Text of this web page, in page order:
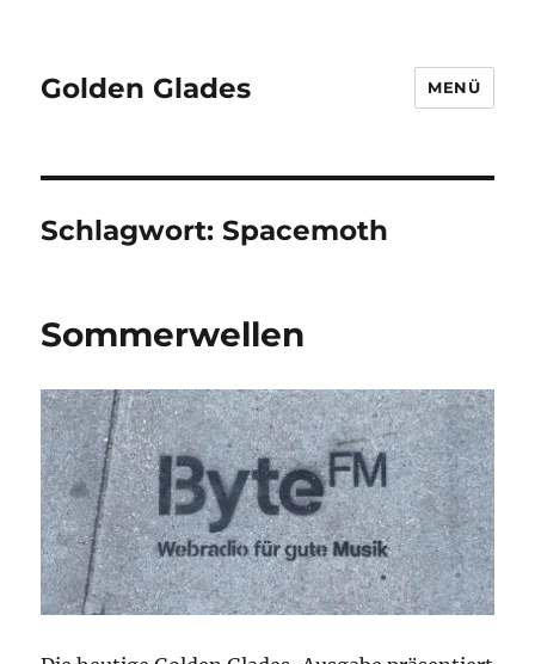
Golden Glades MENÜ
Schlagwort:Spacemoth
Sommerwellen